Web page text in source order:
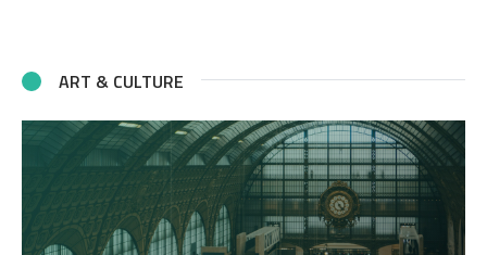
ART & CULTURE